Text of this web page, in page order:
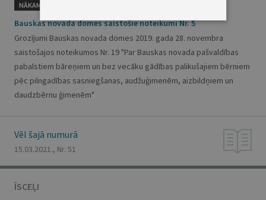
NĀKAMAIS
Bauskas novada domes saistošie noteikumi Nr. 5
Grozījumi Bauskas novada domes 2019. gada 28. novembra
saistošajos noteikumos Nr. 19 "Par Bauskas novada pašvaldības
pabalstiem bāreņiem un bez vecāku gādības palikušajiem bērniem
pēc pilngadības sasniegšanas, audžuģimenēm, aizbildņiem un
daudzbērnu ģimenēm"
Vēl šajā numurā
15.03.2021., Nr. 51
ĪSCEĻI